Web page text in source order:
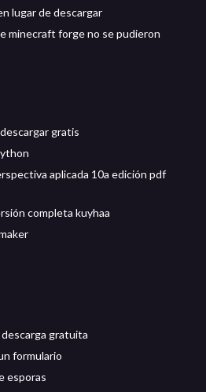
lugar de descargar
minecraft forge no se pudieron
gratis
aplicada 10a edición pdf
completa kuyhaa
gratuita
formulario
esporas